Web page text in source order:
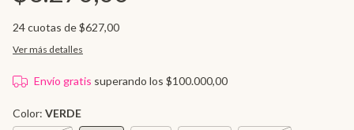
24cuotas de$627,00
Ver más detalles
Envío gratis superando los $100.000,00
Color: VERDE